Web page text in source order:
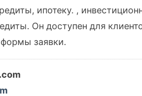
ипотеку. ,
Он доступен для
заявки.